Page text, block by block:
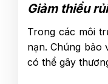
Giảm thiểu
Trong các môi
nạn. Chúng bảo
có thể gây